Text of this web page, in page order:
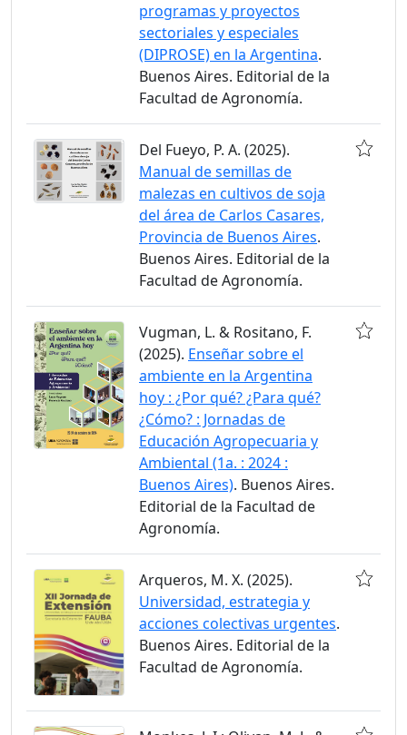
programas y proyectos
sectoriales y especiales
(DIPROSE) en la Argentina.
Buenos Aires. Editorial de la
Facultad de Agronomía.
Del Fueyo, P. A. (2025).
Manual de semillas de
malezas en cultivos de soja
del área de Carlos Casares,
Provincia de Buenos Aires.
Buenos Aires. Editorial de la
Facultad de Agronomía.
Vugman, L. & Rositano, F.
(2025). Enseñar sobre el
ambiente en la Argentina
hoy : ¿Por qué? ¿Para qué?
¿Cómo? : Jornadas de
Educación Agropecuaria y
Ambiental (1a. : 2024 :
Buenos Aires). Buenos Aires.
Editorial de la Facultad de
Agronomía.
Arqueros, M. X. (2025).
Universidad, estrategia y
acciones colectivas urgentes.
Buenos Aires. Editorial de la
Facultad de Agronomía.